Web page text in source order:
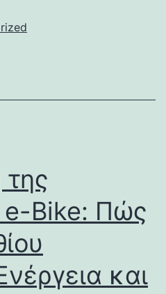
e-Bike: Πώς
και